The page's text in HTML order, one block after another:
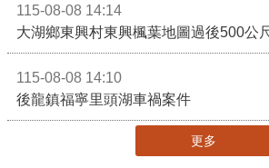
115-08-08 14:14
大湖鄉東興村東興楓葉地圖過後500公
115-08-08 14:10
後龍鎮福寧里頭湖車禍案件
更多